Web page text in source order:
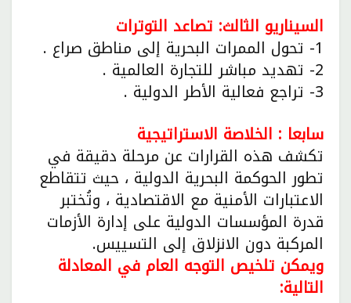
السيناريو الثالث: تصاعد التوترات
1- تحول الممرات البحرية إلى مناطق صراع .
2- تهديد مباشر للتجارة العالمية .
3- تراجع فعالية الأطر الدولية .
سابعا : الخلاصة الاستراتيجية
تكشف هذه القرارات عن مرحلة دقيقة في
تطور الحوكمة البحرية الدولية ، حيث تتقاطع
الاعتبارات الأمنية مع الاقتصادية ، وتُختبر
قدرة المؤسسات الدولية على إدارة الأزمات
المركبة دون الانزلاق إلى التسييس.
ويمكن تلخيص التوجه العام في المعادلة
التالية: